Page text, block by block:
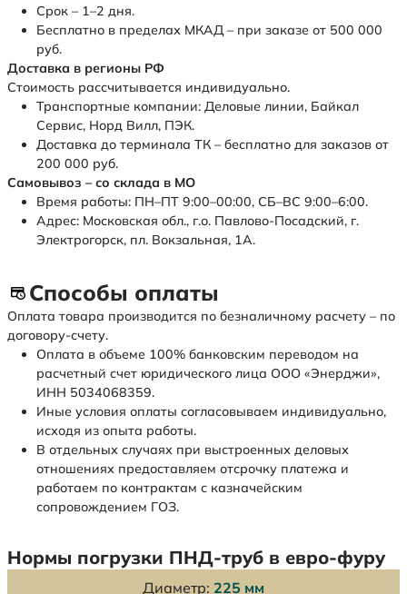
Срок – 1–2 дня.
Бесплатно в пределах МКАД – при заказе от 500 000
руб.
Доставка в регионы РФ
Стоимость рассчитывается индивидуально.
Транспортные компании: Деловые линии, Байкал
Сервис, Норд Вилл, ПЭК.
Доставка до терминала ТК – бесплатно для заказов от
200 000 руб.
Самовывоз – со склада в МО
Время работы: ПН–ПТ 9:00–00:00, СБ–ВС 9:00–6:00.
Адрес: Московская обл., г.о. Павлово-Посадский, г.
Электрогорск, пл. Вокзальная, 1А.
Способы оплаты
Оплата товара производится по безналичному расчету – по
договору-счету.
Оплата в объеме 100% банковским переводом на
расчетный счет юридического лица ООО «Энерджи»,
ИНН 5034068359.
Иные условия оплаты согласовываем индивидуально,
исходя из опыта работы.
В отдельных случаях при выстроенных деловых
отношениях предоставляем отсрочку платежа и
работаем по контрактам с казначейским
сопровождением ГОЗ.
Нормы погрузки ПНД-труб в евро-фуру
Диаметр: 225 мм